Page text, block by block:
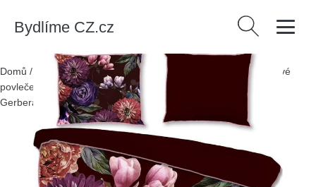
Bydlíme CZ.cz Vyhledávání
Domů / Produkty/> Textil > Textil do ložnice > Povlečení
Vínové
povlečení na jednolůžko z organické bavlny Descanso
Gerbera, 140 x 220 cm